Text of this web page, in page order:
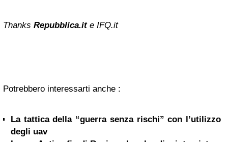
Thanks Repubblica.ite IFQ.it
Potrebbero interessarti anche :
La tattica della “guerra senza rischi” con l’utilizzo
degli uav